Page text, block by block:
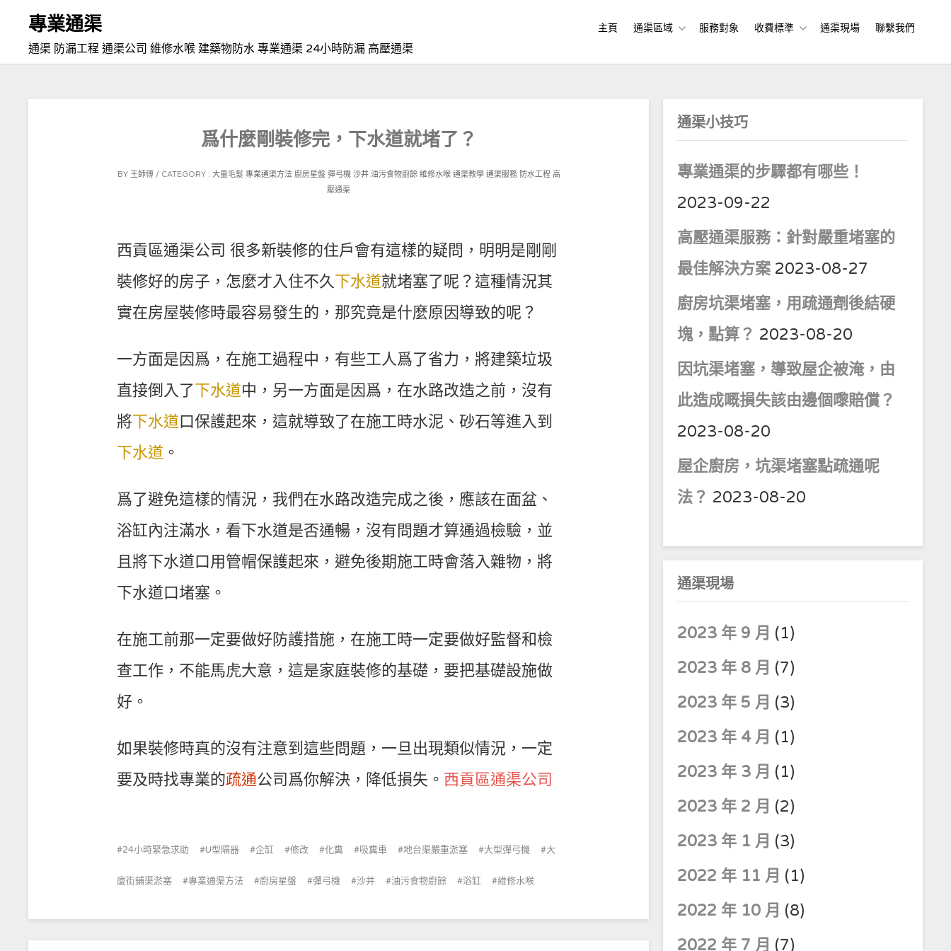
Skip專業通渠
通渠 防漏工程 通渠公司 維修水喉 建築物防水 專業通渠 24小時防漏 高壓通渠
主頁 通渠區域 服務對象 收費標準 通渠現場 聯繫我們
爲什麼剛裝修完，下水道就堵了？
BY 王師傅
POSTED
CATEGORY : 大量毛髮 專業通渠方法 廚房星盤 彈弓機 沙井 油污食物廚餘 維修水喉 通渠教學 通渠服務 防水工程 高
壓通渠
西貢區通渠公司 很多新裝修的住戶會有這樣的疑問，明明是剛剛
裝修好的房子，怎麼才入住不久下水道就堵塞了呢？這種情況其
實在房屋裝修時最容易發生的，那究竟是什麼原因導致的呢？
一方面是因爲，在施工過程中，有些工人爲了省力，將建築垃圾
直接倒入了下水道中，另一方面是因爲，在水路改造之前，沒有
將下水道口保護起來，這就導致了在施工時水泥、砂石等進入到
下水道 。
爲了避免這樣的情況，我們在水路改造完成之後，應該在面盆、
浴缸內注滿水，看下水道是否通暢，沒有問題才算通過檢驗，並
且將下水道口用管帽保護起來，避免後期施工時會落入雜物，將
下水道口堵塞。
在施工前那一定要做好防護措施，在施工時一定要做好監督和檢
查工作，不能馬虎大意，這是家庭裝修的基礎，要把基礎設施做
好。
如果裝修時真的沒有注意到這些問題，一旦出現類似情況，一定
要及時找專業的疏通公司爲你解決，降低損失。 西貢區通渠公司
24小時緊急求助 U型隔器 企缸 修改 化糞 吸糞車 地台渠嚴重淤塞 大型彈弓機 大
廈街鋪渠淤塞 專業通渠方法 廚房星盤 彈弓機 沙井 油污食物廚餘 浴缸 維修水喉
通渠小技巧
專業通渠的步驟都有哪些！
2023-09-22
高壓通渠服務：針對嚴重堵塞的
最佳解決方案 2023-08-27
廚房坑渠堵塞，用疏通劑後結硬
塊，點算？ 2023-08-20
因坑渠堵塞，導致屋企被淹，由
此造成嘅損失該由邊個嚟賠償？
2023-08-20
屋企廚房，坑渠堵塞點疏通呢
法？ 2023-08-20
通渠現場
2023 年 9 月 (1)
2023 年 8 月 (7)
2023 年 5 月 (3)
2023 年 4 月 (1)
2023 年 3 月 (1)
2023 年 2 月 (2)
2023 年 1 月 (3)
2022 年 11 月 (1)
2022 年 10 月 (8)
2022 年 7 月 (7)